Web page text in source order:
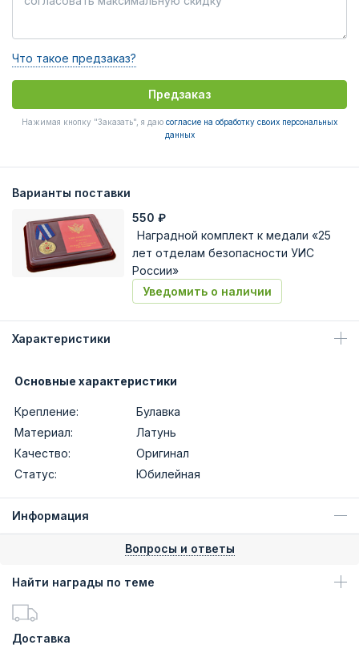
Что такое предзаказ?
Предзаказ
Нажимая кнопку "Заказать", я даю согласие на обработку своих персональных
данных
Варианты поставки
550 ₽
Наградной комплект к медали «25
лет отделам безопасности УИС
России»
Уведомить о наличии
Характеристики
Основные характеристики
Крепление:
Булавка
Материал:
Латунь
Качество:
Оригинал
Статус:
Юбилейная
Информация
Вопросы и ответы
Найти награды по теме
Доставка